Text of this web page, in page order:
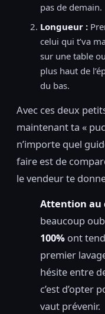
pas de demain.
Longueur :
celui qui t’va
sur une table
plus haut de
du bas.
Avec ces deux
maintenant ta «
n’importe quel
faire est de
le vendeur te
Attention au
beaucoup
100% ont
premier
hésite entre
c’est d’opter
vaut prévenir.